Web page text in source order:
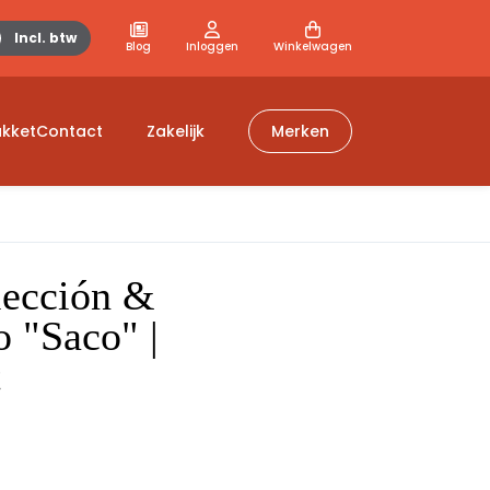
Incl. btw Blog Inloggen Winkelwagen
Contact Zakelijk Merken
&
"Saco" |